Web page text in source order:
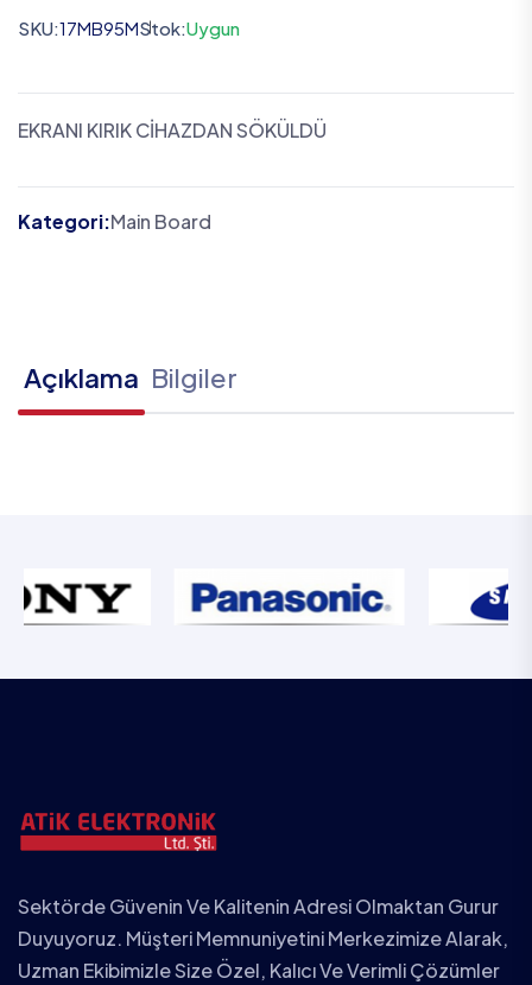
SKU:17MB95MStok:Uygun
EKRANI KIRIK CİHAZDAN SÖKÜLDÜ
Kategori:Main Board
Açıklama Bilgiler
Sektörde Güvenin Ve Kalitenin Adresi Olmaktan Gurur
Duyuyoruz. Müşteri Memnuniyetini Merkezimize Alarak,
Uzman Ekibimizle Size Özel, Kalıcı Ve Verimli Çözümler